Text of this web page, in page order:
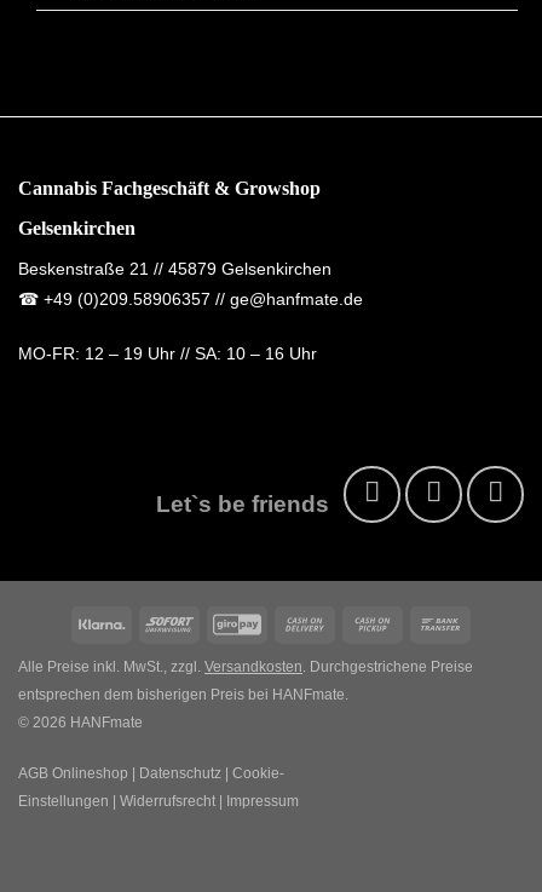
Cannabis Fachgeschäft & Growshop
Gelsenkirchen
Beskenstraße 21 // 45879 Gelsenkirchen
☎ +49 (0)209.58906357 // ge@hanfmate.de
MO-FR: 12 – 19 Uhr // SA: 10 – 16 Uhr
Let`s be friends
Klarna Sofort GiroPay
Cash
Delivery
Cash
Pickup
Alle Preise inkl. MwSt., zzgl. Versandkosten. Durchgestrichene Preise
entsprechen dem bisherigen Preis bei HANFmate.
© 2026 HANFmate
AGB Onlineshop Datenschutz
Cookie-
Einstellungen
Widerrufsrecht Impressum